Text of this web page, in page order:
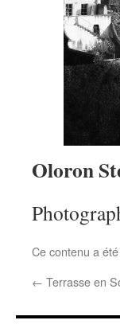
Oloron
Ce contenu a
← Terrasse en